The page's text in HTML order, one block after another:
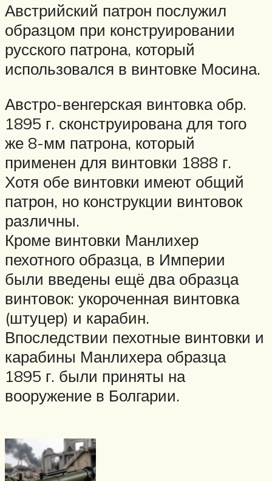
Австрийский патрон послужил
образцом при конструировании
русского патрона, который
использовался в винтовке Мосина.
Австро-венгерская винтовка обр.
1895 г. сконструирована для того
же 8-мм патрона, который
применен для винтовки 1888 г.
Хотя обе винтовки имеют общий
патрон, но конструкции винтовок
различны.
Кроме винтовки Манлихер
пехотного образца, в Империи
были введены ещё два образца
винтовок: укороченная винтовка
(штуцер) и карабин.
Впоследствии пехотные винтовки и
карабины Манлихера образца
1895 г. были приняты на
вооружение в Болгарии.